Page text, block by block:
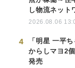
し物流ネット
2026.08.06
4
「明星 一平
からしマヨ2
発売